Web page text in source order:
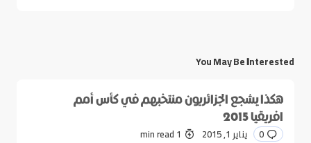
You May Be Interested
هكذا يشجع الجزائريون منتخبهم في كأس أمم
افريقيا 2015
0 يناير 1, 2015 1 min read